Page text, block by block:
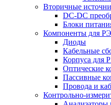
Вторичные
DC-DC
Блоки
Компоненты для
Диоды
Кабельные
Корпуса для
Оптические
Пассивные
Провода и
Контрольно-